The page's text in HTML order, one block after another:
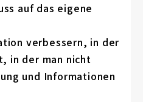
auf das eigene
verbessern, in der
in der man nicht
und Informationen